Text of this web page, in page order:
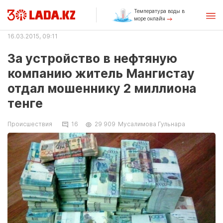
Температура воды в
море онлайн
16.03.2015, 09:11
За устройство в нефтяную
компанию житель Мангистау
отдал мошеннику 2 миллиона
тенге
Происшествия 16 29 909 Мусалимова Гульнара